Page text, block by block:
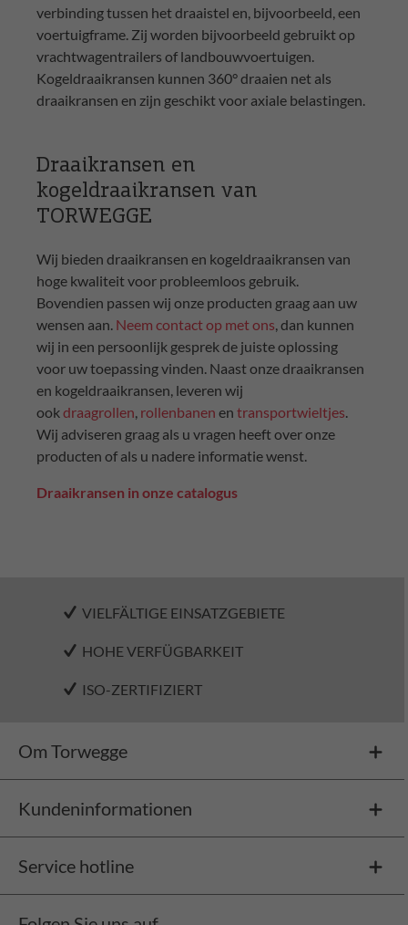
verbinding tussen het draaistel en, bijvoorbeeld, een
voertuigframe. Zij worden bijvoorbeeld gebruikt op
vrachtwagentrailers of landbouwvoertuigen.
Kogeldraaikransen kunnen 360° draaien net als
draaikransen en zijn geschikt voor axiale belastingen.
Draaikransen en
kogeldraaikransen van
TORWEGGE
Wij bieden draaikransen en kogeldraaikransen van
hoge kwaliteit voor probleemloos gebruik.
Bovendien passen wij onze producten graag aan uw
wensen aan. Neem contact op met ons, dan kunnen
wij in een persoonlijk gesprek de juiste oplossing
voor uw toepassing vinden. Naast onze draaikransen
en kogeldraaikransen, leveren wij
ookdraagrollen, rollenbanen en transportwieltjes.
Wij adviseren graag als u vragen heeft over onze
producten of als u nadere informatie wenst.
Draaikransen in onze catalogus
VIELFÄLTIGE EINSATZGEBIETE
HOHE VERFÜGBARKEIT
ISO-ZERTIFIZIERT
Om Torwegge
Kundeninformationen
Service hotline